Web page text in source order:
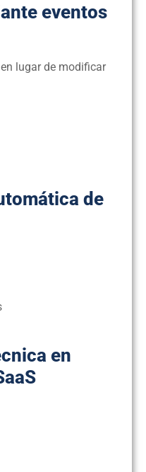
eventos
lugar de modificar
de
en